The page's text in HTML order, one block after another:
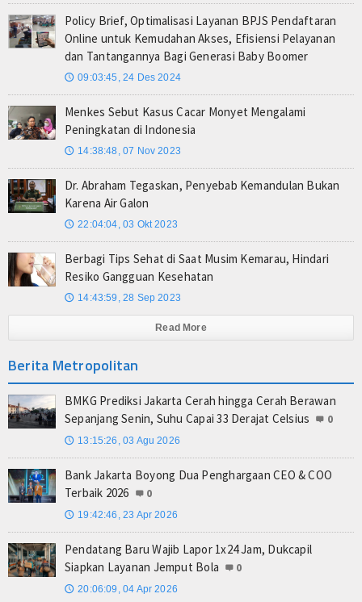
Policy Brief, Optimalisasi Layanan BPJS Pendaftaran
Online untuk Kemudahan Akses, Efisiensi Pelayanan
dan Tantangannya Bagi Generasi Baby Boomer
🕔 09:03:45, 24 Des 2024
Menkes Sebut Kasus Cacar Monyet Mengalami
Peningkatan di Indonesia
🕔 14:38:48, 07 Nov 2023
Dr. Abraham Tegaskan, Penyebab Kemandulan Bukan
Karena Air Galon
🕔 22:04:04, 03 Okt 2023
Berbagi Tips Sehat di Saat Musim Kemarau, Hindari
Resiko Gangguan Kesehatan
🕔 14:43:59, 28 Sep 2023
Read More
Berita Metropolitan
BMKG Prediksi Jakarta Cerah hingga Cerah Berawan
Sepanjang Senin, Suhu Capai 33 Derajat Celsius
0
🕔 13:15:26, 03 Agu 2026
Bank Jakarta Boyong Dua Penghargaan CEO & COO
Terbaik 2026
0
🕔 19:42:46, 23 Apr 2026
Pendatang Baru Wajib Lapor 1x24 Jam, Dukcapil
Siapkan Layanan Jemput Bola
0
🕔 20:06:09, 04 Apr 2026